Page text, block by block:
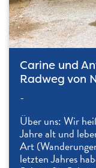
Carine und
Radweg von
-
Über uns: Wir
Jahre alt und
Art
letzten Jahres